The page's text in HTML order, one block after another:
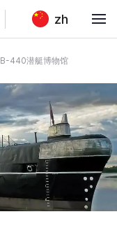
zh
B-440潜艇博物馆